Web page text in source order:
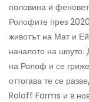
половина и
Ролофите през
животът на Мат и
началото на
на Ролоф и се
оттогава те се
Roloff Farms и в